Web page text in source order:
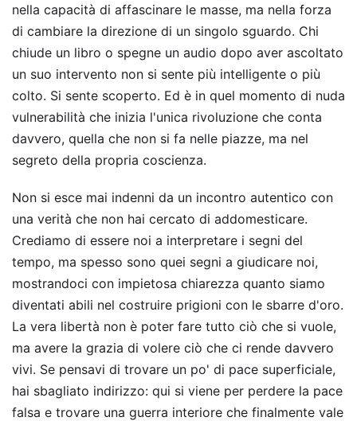
nella capacità di affascinare le masse, ma nella forza
di cambiare la direzione di un singolo sguardo. Chi
chiude un libro o spegne un audio dopo aver ascoltato
un suo intervento non si sente più intelligente o più
colto. Si sente scoperto. Ed è in quel momento di nuda
vulnerabilità che inizia l'unica rivoluzione che conta
davvero, quella che non si fa nelle piazze, ma nel
segreto della propria coscienza.
Non si esce mai indenni da un incontro autentico con
una verità che non hai cercato di addomesticare.
Crediamo di essere noi a interpretare i segni del
tempo, ma spesso sono quei segni a giudicare noi,
mostrandoci con impietosa chiarezza quanto siamo
diventati abili nel costruire prigioni con le sbarre d'oro.
La vera libertà non è poter fare tutto ciò che si vuole,
ma avere la grazia di volere ciò che ci rende davvero
vivi. Se pensavi di trovare un po' di pace superficiale,
hai sbagliato indirizzo: qui si viene per perdere la pace
falsa e trovare una guerra interiore che finalmente vale